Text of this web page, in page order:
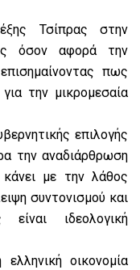
Τσίπρας στην
όσον αφορά την
πως
την μικρομεσαία
επιλογής
την αναδιάρθρωση
με την λάθος
συντονισμού και
ιδεολογική
οικονομία